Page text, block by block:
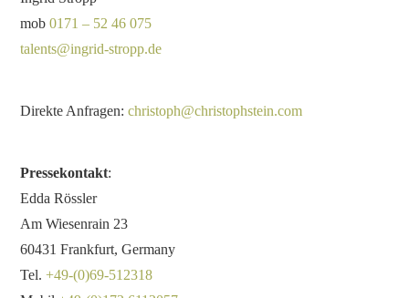
mob0171 – 52 46 075
talents@ingrid-stropp.de
Direkte Anfragen:christoph@christophstein.com
Pressekontakt:
Edda Rössler
Am Wiesenrain 23
60431 Frankfurt, Germany
Tel.+49-(0)69-512318